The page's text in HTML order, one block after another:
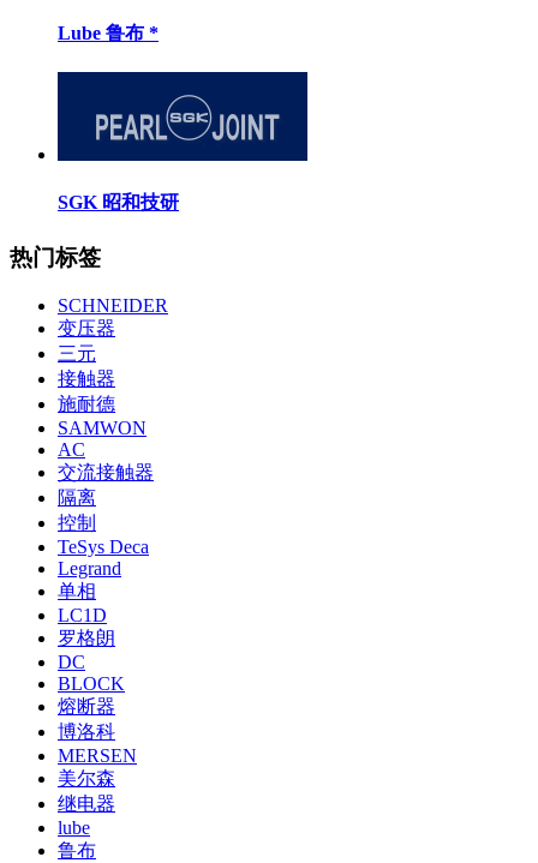
Lube 鲁布 *
SGK 昭和技研
热门标签
SCHNEIDER
变压器
三元
接触器
施耐德
SAMWON
AC
交流接触器
隔离
控制
TeSys Deca
Legrand
单相
LC1D
罗格朗
DC
BLOCK
熔断器
博洛科
MERSEN
美尔森
继电器
lube
鲁布